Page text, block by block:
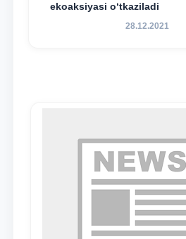
ekoaksiyasi o‘tkaziladi
28.12.2021